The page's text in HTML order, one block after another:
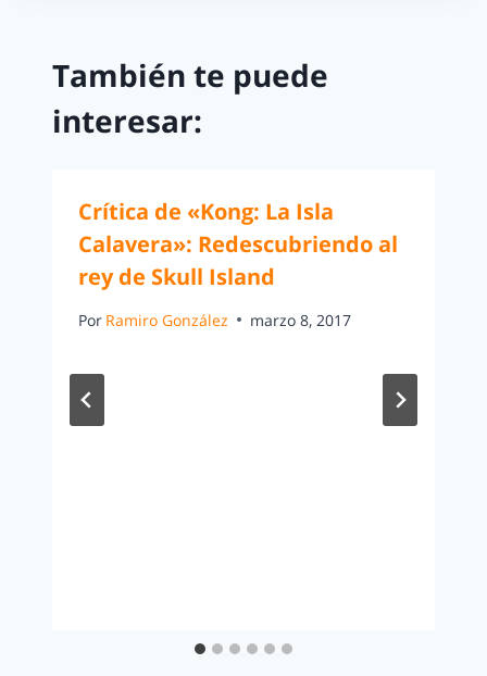
También te puede
interesar:
Crítica de «Kong: La Isla
Calavera»: Redescubriendo al
rey de Skull Island
Por Ramiro González marzo 8, 2017